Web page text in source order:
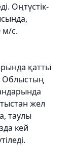
Оңтүстік-
м/с.
қатты
Облыстың
жел
таулы
кей